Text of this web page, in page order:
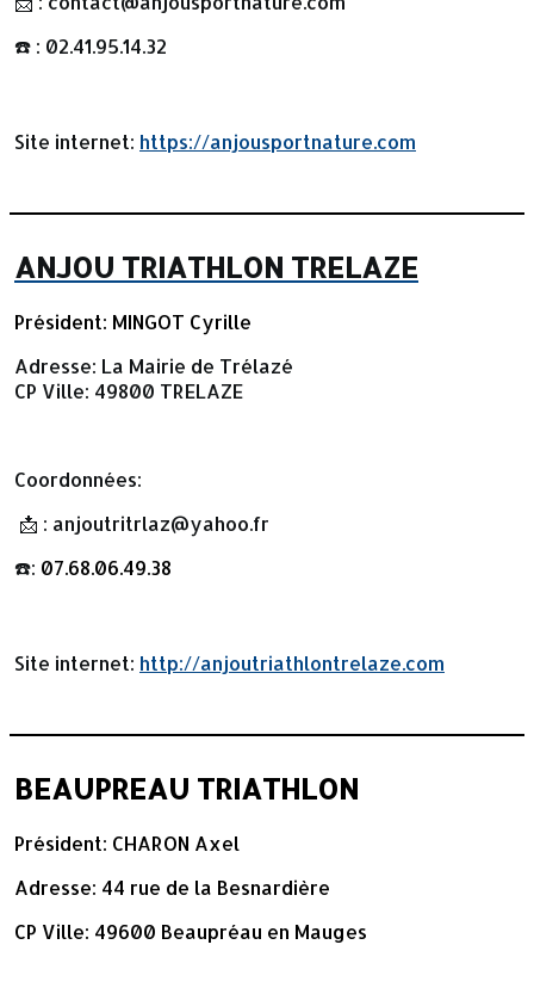
☎️ : 02.41.95.14.32
Site internet: https://anjousportnature.com
ANJOU TRIATHLON TRELAZE
Président: MINGOT Cyrille
Adresse: La Mairie de Trélazé
CP Ville: 49800 TRELAZE
Coordonnées:
📩 : anjoutritrlaz@yahoo.fr
☎️: 07.68.06.49.38
Site internet: http://anjoutriathlontrelaze.com
BEAUPREAU TRIATHLON
Président: CHARON Axel
Adresse: 44 rue de la Besnardière
CP Ville: 49600 Beaupréau en Mauges